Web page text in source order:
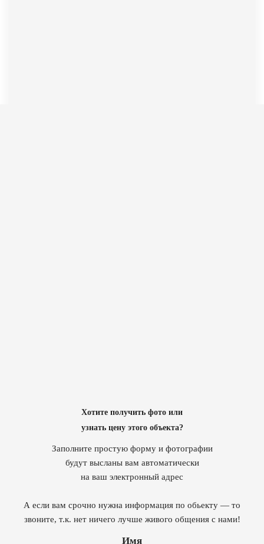
Хотите получить фото или
узнать цену этого объекта?
Заполните простую форму и фотографии
будут высланы вам автоматически
на ваш электронный адрес
А если вам срочно нужна информация по обьекту — то
звоните, т.к. нет ничего лучше живого общения с нами!